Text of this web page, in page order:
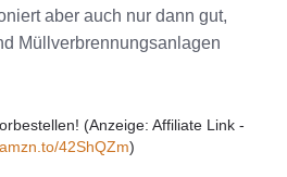
aber auch nur dann gut,
Müllverbrennungsanlagen
42ShQZm)